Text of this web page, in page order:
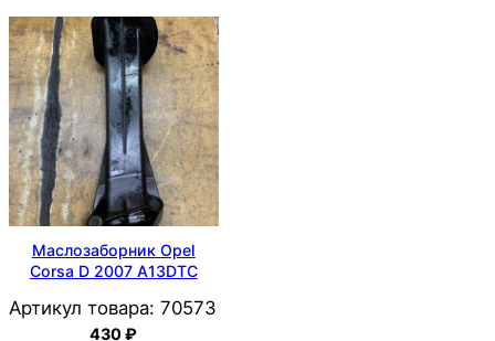
Маслозаборник Opel
Corsa D 2007 A13DTC
Артикул товара: 70573
430₽